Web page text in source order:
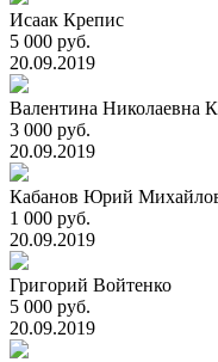
Исаак Крепис
5 000 руб.
20.09.2019
Валентина Николаевна
3 000 руб.
20.09.2019
Кабанов Юрий
1 000 руб.
20.09.2019
Григорий Войтенко
5 000 руб.
20.09.2019